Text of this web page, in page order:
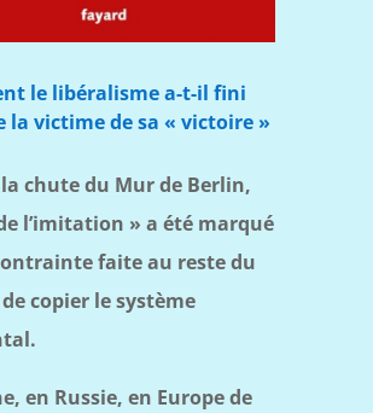
le libéralisme a-t-il fini
la victime de sa « victoire »
la chute du Mur de Berlin,
l’imitation » a été marqué
faite au reste du
copier le système
en Russie, en Europe de